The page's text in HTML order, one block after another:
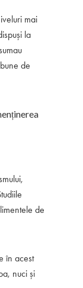
mai
la
de
de
în acest
nuci și